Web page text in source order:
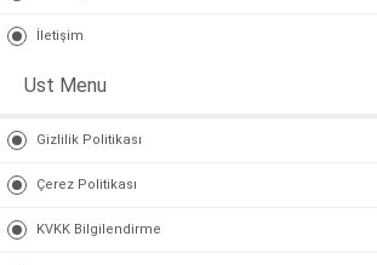
İletişim
Ust Menu
Gizlilik Politikası
Çerez Politikası
KVKK Bilgilendirme